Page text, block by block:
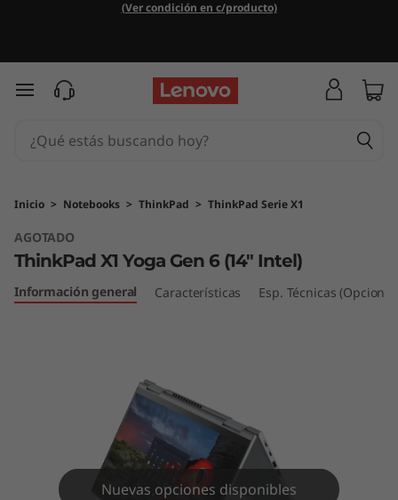
h
P
a
d
(Ver condición en c/producto)
Ir al contenido principal
Inicio > Notebooks > ThinkPad > ThinkPad Serie X1
AGOTADO
ThinkPad X1 Yoga Gen 6 (14" Intel)
Información general Características Esp. Técnicas
Nuevas opciones disponibles